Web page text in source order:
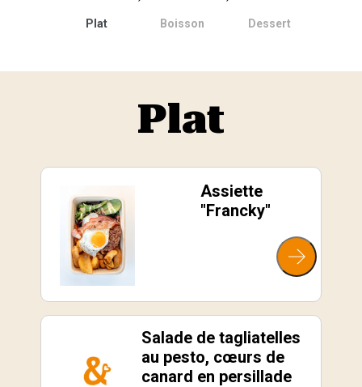
Plat Boisson Dessert
Plat
Assiette
"Francky"
Salade de tagliatelles
au pesto, cœurs de
canard en persillade